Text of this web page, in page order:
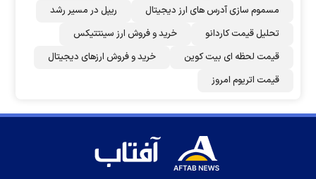
مسموم سازی آدرس های ارز دیجیتال
ریپل در مسیر رشد
تحلیل قیمت کاردانو
خرید و فروش ارز سینتتیکس
قیمت لحظه ای بیت کوین
خرید و فروش ارزهای دیجیتال
قیمت اتریوم امروز